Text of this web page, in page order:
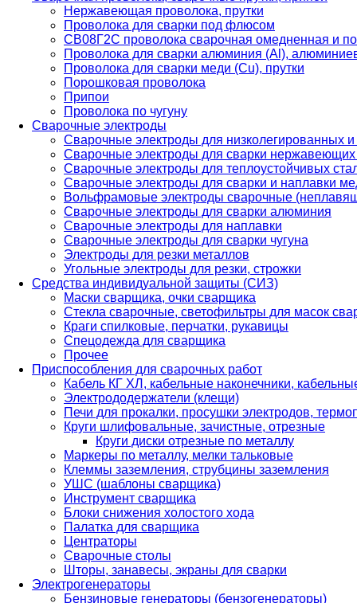
Нержавеющая проволока, прутки
Проволока для сварки под флюсом
СВ08Г2С проволока сварочная омедненная и
Проволока для сварки алюминия (Al),
Проволока для сварки меди (Cu), прутки
Порошковая проволока
Припои
Проволока по чугуну
Сварочные электроды
Сварочные электроды для низколегированных и
Сварочные электроды для сварки
Сварочные электроды для теплоустойчивых
Сварочные электроды для сварки и наплавки
Вольфрамовые электроды сварочные
Сварочные электроды для сварки алюминия
Сварочные электроды для наплавки
Сварочные электроды для сварки чугуна
Электроды для резки металлов
Угольные электроды для резки, строжки
Средства индивидуальной защиты (СИЗ)
Маски сварщика, очки сварщика
Стекла сварочные, светофильтры для масок
Краги спилковые, перчатки, рукавицы
Спецодежда для сварщика
Прочее
Приспособления для сварочных работ
Кабель КГ ХЛ, кабельные наконечники,
Электрододержатели (клещи)
Печи для прокалки, просушки электродов,
Круги шлифовальные, зачистные, отрезные
Круги диски отрезные по металлу
Маркеры по металлу, мелки тальковые
Клеммы заземления, струбцины заземления
УШС (шаблоны сварщика)
Инструмент сварщика
Блоки снижения холостого хода
Палатка для сварщика
Центраторы
Сварочные столы
Шторы, занавесы, экраны для сварки
Электрогенераторы
Бензиновые генераторы (бензогенераторы)